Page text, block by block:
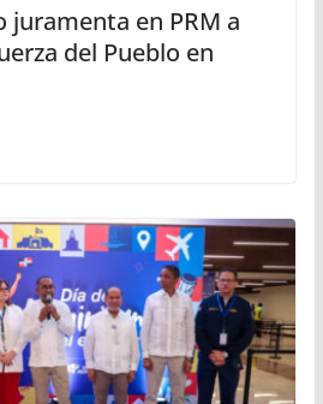
juramenta en PRM a
del Pueblo en